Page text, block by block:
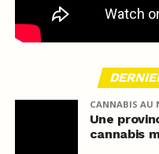
CANNABIS AU
Une
cannabis